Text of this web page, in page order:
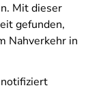
Mit dieser
gefunden,
Nahverkehr in